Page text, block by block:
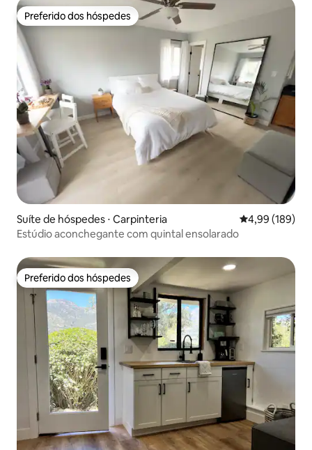
Preferido dos hóspedes
Preferido dos hóspedes
Suíte de hóspedes ⋅ Carpinteria 4,99 de uma
4,99 (189)
Estúdio aconchegante com quintal ensolarado
Preferido dos hóspedes
Preferido dos hóspedes